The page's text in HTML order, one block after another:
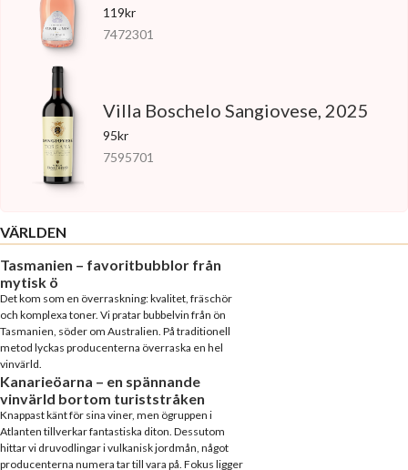
119kr
7472301
Villa Boschelo Sangiovese, 2025
95kr
7595701
VÄRLDEN
Tasmanien – favoritbubblor från
mytisk ö
Det kom som en överraskning: kvalitet, fräschör
och komplexa toner. Vi pratar bubbelvin från ön
Tasmanien, söder om Australien. På traditionell
metod lyckas producenterna överraska en hel
vinvärld.
Kanarieöarna – en spännande
vinvärld bortom turiststråken
Knappast känt för sina viner, men ögruppen i
Atlanten tillverkar fantastiska diton. Dessutom
hittar vi druvodlingar i vulkanisk jordmån, något
producenterna numera tar till vara på. Fokus ligger